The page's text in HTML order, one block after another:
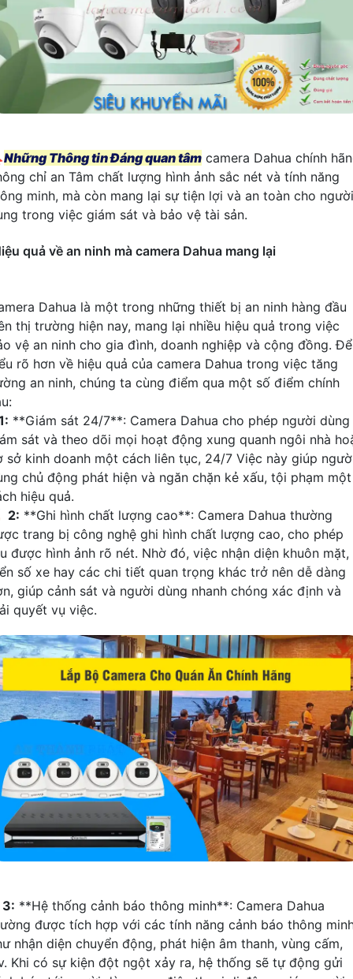
Những Thông tin Đáng quan tâm camera Dahua chính
chỉ an Tâm chất lượng hình ảnh sắc nét và tính năng
minh, mà còn mang lại sự tiện lợi và an toàn cho người
trong việc giám sát và bảo vệ tài sản.
quả về an ninh mà camera Dahua mang lại
Dahua là một trong những thiết bị an ninh hàng đầu
thị trường hiện nay, mang lại nhiều hiệu quả trong việc
vệ an ninh cho gia đình, doanh nghiệp và cộng đồng. Để
rõ hơn về hiệu quả của camera Dahua trong việc tăng
an ninh, chúng ta cùng điểm qua một số điểm chính
**Giám sát 24/7**: Camera Dahua cho phép người dùng
sát và theo dõi mọi hoạt động xung quanh ngôi nhà
sở kinh doanh một cách liên tục, 24/7 Việc này giúp
chủ động phát hiện và ngăn chặn kẻ xấu, tội phạm một
hiệu quả.
2: **Ghi hình chất lượng cao**: Camera Dahua thường
trang bị công nghệ ghi hình chất lượng cao, cho phép
được hình ảnh rõ nét. Nhờ đó, việc nhận diện khuôn mặt,
số xe hay các chi tiết quan trọng khác trở nên dễ dàng
giúp cảnh sát và người dùng nhanh chóng xác định và
quyết vụ việc.
3: **Hệ thống cảnh báo thông minh**: Camera Dahua
được tích hợp với các tính năng cảnh báo thông
nhận diện chuyển động, phát hiện âm thanh, vùng cấm,
Khi có sự kiện đột ngột xảy ra, hệ thống sẽ tự động gửi